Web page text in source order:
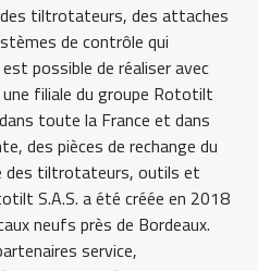
tiltrotateurs, des attaches
de contrôle qui
possible de réaliser avec
filiale du groupe Rototilt
toute la France et dans
des pièces de rechange du
des tiltrotateurs, outils et
S.A.S. a été créée en 2018
neufs près de Bordeaux.
service,